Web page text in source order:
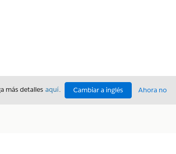
más detalles aquí. Cambiar a inglés Ahora no